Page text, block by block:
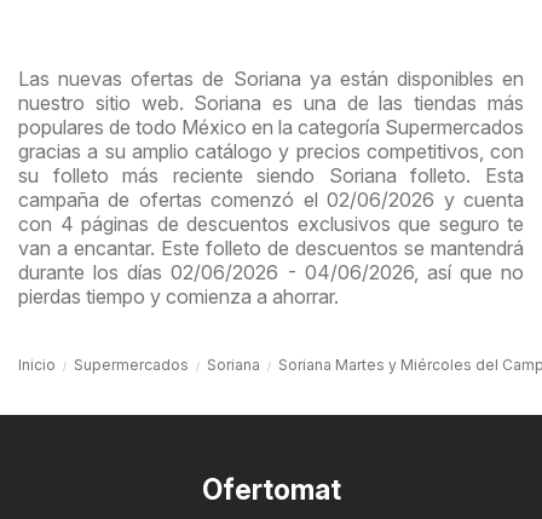
Las nuevas ofertas de Soriana ya están disponibles en
nuestro sitio web. Soriana es una de las tiendas más
populares de todo México en la categoría Supermercados
gracias a su amplio catálogo y precios competitivos, con
su folleto más reciente siendo Soriana folleto. Esta
campaña de ofertas comenzó el 02/06/2026 y cuenta
con 4 páginas de descuentos exclusivos que seguro te
van a encantar. Este folleto de descuentos se mantendrá
durante los días 02/06/2026 - 04/06/2026, así que no
pierdas tiempo y comienza a ahorrar.
Inicio Supermercados Soriana Soriana Martes y Miércoles del
Ofertomat